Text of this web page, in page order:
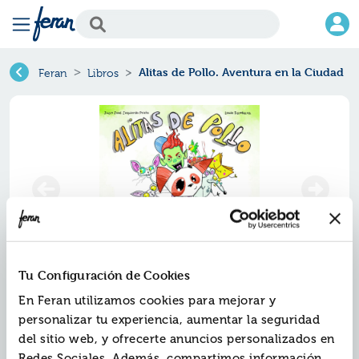
Tu Configuración de Cookies
En Feran utilizamos cookies para mejorar y
personalizar tu experiencia, aumentar la seguridad
del sitio web, y ofrecerte anuncios personalizados en
Feran Libros Alitas de Pollo. Aventura en la Ciudad
Alitas de pollo. aventura en la
ciudad
Ref. ZIC-2786387